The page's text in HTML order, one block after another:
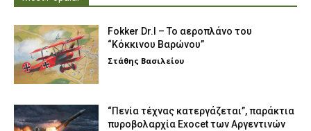
Fokker Dr.I – To αεροπλάνο του
“Κόκκινου Βαρώνου”
Στάθης Βασιλείου
“Πενία τέχνας κατεργάζεται”, παράκτια
πυροβολαρχία Exocet των Αργεντινών